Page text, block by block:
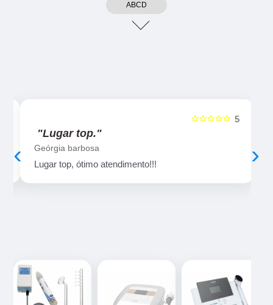
ABCD
5
☆☆☆☆☆
"Lugar top."
Geórgia barbosa
Lugar top, ótimo atendimento!!!
‹ ›